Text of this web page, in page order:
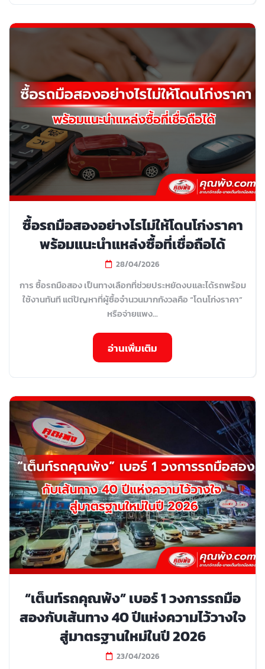
ซื้อรถมือสองอย่างไรไม่ให้โดนโก่งราคา
พร้อมแนะนำแหล่งซื้อที่เชื่อถือได้
28/04/2026
การ ซื้อรถมือสอง เป็นทางเลือกที่ช่วยประหยัดงบและได้รถพร้อม
ใช้งานทันที แต่ปัญหาที่ผู้ซื้อจำนวนมากกังวลคือ “โดนโก่งราคา”
หรือจ่ายแพง...
อ่านเพิ่มเติม
“เต็นท์รถคุณพ้ง” เบอร์ 1 วงการรถมือ
สองกับเส้นทาง 40 ปีแห่งความไว้วางใจ
สู่มาตรฐานใหม่ในปี 2026
23/04/2026